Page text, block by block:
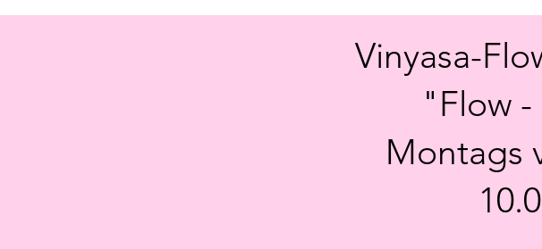
Vinyasa-
"Flow
Montags